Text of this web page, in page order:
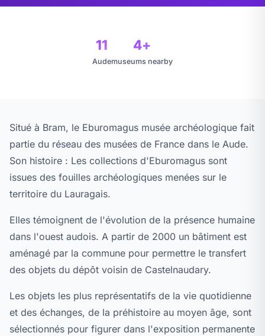
11
Aude
4+
museums nearby
Situé à Bram, le Eburomagus musée archéologique fait
partie du réseau des musées de France dans le Aude.
Son histoire : Les collections d'Eburomagus sont
issues des fouilles archéologiques menées sur le
territoire du Lauragais.
Elles témoignent de l'évolution de la présence humaine
dans l'ouest audois. A partir de 2000 un bâtiment est
aménagé par la commune pour permettre le transfert
des objets du dépôt voisin de Castelnaudary.
Les objets les plus représentatifs de la vie quotidienne
et des échanges, de la préhistoire au moyen âge, sont
sélectionnés pour figurer dans l'exposition permanente